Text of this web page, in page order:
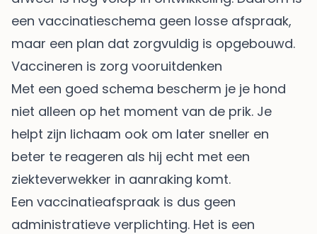
een vaccinatieschema geen losse afspraak,
maar een plan dat zorgvuldig is opgebouwd.
Vaccineren is zorg vooruitdenken
Met een goed schema bescherm je je hond
niet alleen op het moment van de prik. Je
helpt zijn lichaam ook om later sneller en
beter te reageren als hij echt met een
ziekteverwekker in aanraking komt.
Een vaccinatieafspraak is dus geen
administratieve verplichting. Het is een